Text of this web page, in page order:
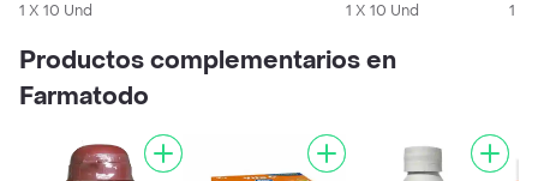
1 X 10 Und
1 X 10 Und
1 X
Productos complementarios en
Farmatodo